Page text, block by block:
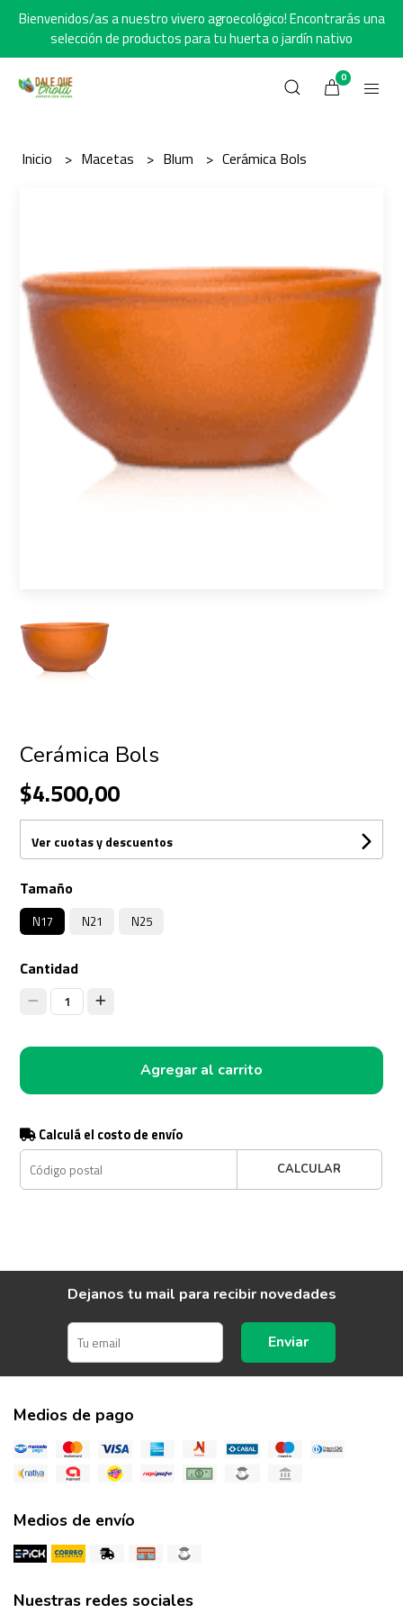
Bienvenidos/as a nuestro vivero agroecológico! Encontrarás una
selección de productos para tu huerta o jardín nativo
0
Inicio Macetas Blum Cerámica Bols
Cerámica Bols
$4.500,00
Ver cuotas y descuentos
Tamaño
N17 N21 N25
Cantidad
1
Agregar al carrito
Calculá el costo de envío
CALCULAR
Dejanos tu mail para recibir novedades
Enviar
Medios de pago
Medios de envío
Nuestras redes sociales